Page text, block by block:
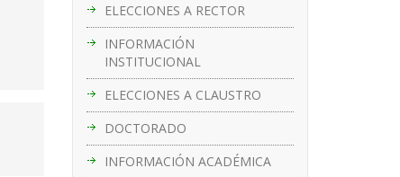
ELECCIONES A RECTOR
INFORMACIÓN
INSTITUCIONAL
ELECCIONES A CLAUSTRO
DOCTORADO
INFORMACIÓN ACADÉMICA